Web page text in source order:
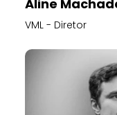
Aline
VML - Diretor